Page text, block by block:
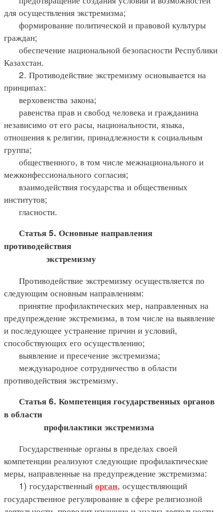
для осуществления экстремизма;
формирование политической и правовой культуры
граждан;
обеспечение национальной безопасности Республики
Казахстан.
2. Противодействие экстремизму основывается на
принципах:
верховенства закона;
равенства прав и свобод человека и гражданина
независимо от его расы, национальности, языка,
отношения к религии, принадлежности к социальным
группа;
общественного, в том числе межнационального и
межконфессионального согласия;
взаимодействия государства и общественных
институтов;
гласности.
Статья 5. Основные направления
противодействия
экстремизму
Противодействие экстремизму осуществляется по
следующим основным направлениям:
принятие профилактических мер, направленных на
предупреждение экстремизма, в том числе на выявление
и последующее устранение причин и условий,
способствующих его осуществлению;
выявление и пресечение экстремизма;
международное сотрудничество в области
противодействия экстремизму.
Статья 6. Компетенция государственных органов
в области
профилактики экстремизма
Государственные органы в пределах своей
компетенции реализуют следующие профилактические
меры, направленные на предупреждение экстремизма:
1) государственный орган, осуществляющий
государственное регулирование в сфере религиозной